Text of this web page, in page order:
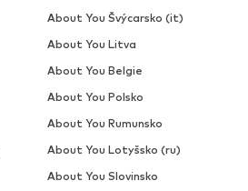
About You Švýcarsko (it)
About You Litva
About You Belgie
About You Polsko
About You Rumunsko
About You Lotyšsko (ru)
About You Slovinsko